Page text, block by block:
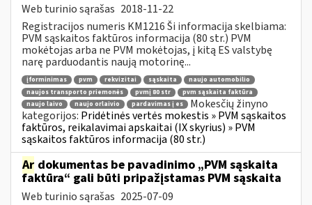
Web turinio sąrašas 2018-11-22
Registracijos numeris KM1216 Ši informacija skelbiama:
PVM sąskaitos faktūros informacija (80 str.) PVM
mokėtojas arba ne PVM mokėtojas, į kitą ES valstybę
narę parduodantis naują motorinę...
įforminimas pvm rekvizitai sąskaita
naujo automobilio
naujos transporto priemonės
pvmį 80 str
pvm sąskaita faktūra
naujo laivo
naujo orlaivio pardavimas į es
Mokesčių žinyno
kategorijos: Pridėtinės vertės mokestis » PVM sąskaitos
faktūros, reikalavimai apskaitai (IX skyrius) » PVM
sąskaitos faktūros informacija (80 str.)
Ar dokumentas be pavadinimo „PVM sąskaita
faktūra“ gali būti pripažįstamas PVM sąskaita
Web turinio sąrašas 2025-07-09